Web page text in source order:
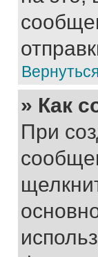
» Как
При